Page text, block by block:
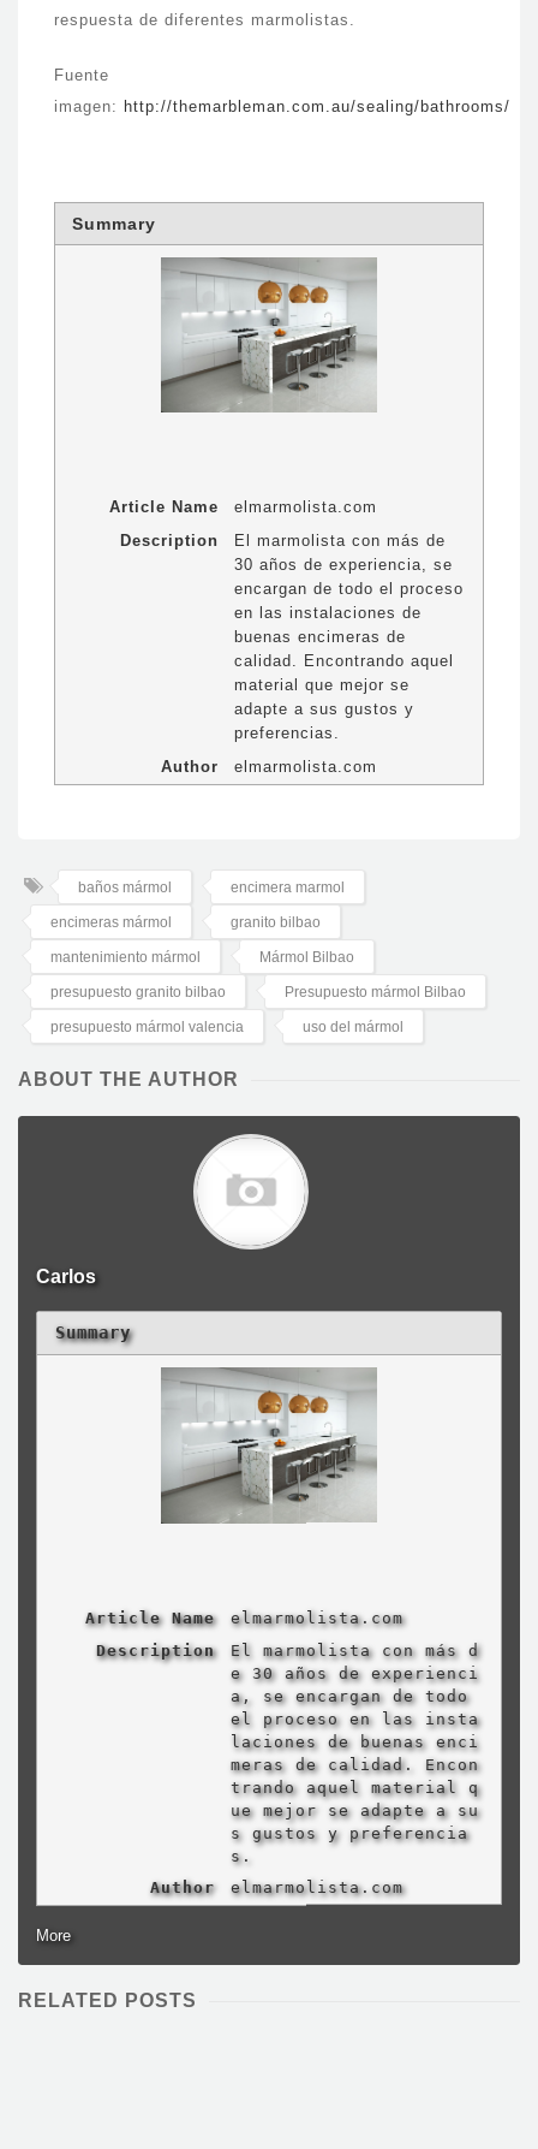
respuesta de diferentes marmolistas.
Fuente
imagen: http://themarbleman.com.au/sealing/bathrooms/
Summary
Article Name
elmarmolista.com
Description
El marmolista con más de
30 años de experiencia, se
encargan de todo el proceso
en las instalaciones de
buenas encimeras de
calidad. Encontrando aquel
material que mejor se
adapte a sus gustos y
preferencias.
Author
elmarmolista.com
baños mármol encimera marmol
encimeras mármol granito bilbao
mantenimiento mármol Mármol Bilbao
presupuesto granito bilbao Presupuesto mármol Bilbao
presupuesto mármol valencia uso del mármol
ABOUT THE AUTHOR
Carlos
Summary
Article Name
elmarmolista.com
Description
El marmolista con más d
e 30 años de experienci
a, se encargan de todo
el proceso en las insta
laciones de buenas enci
meras de calidad. Encon
trando aquel material q
ue mejor se adapte a su
s gustos y preferencia
s.
Author
elmarmolista.com
More
RELATED POSTS